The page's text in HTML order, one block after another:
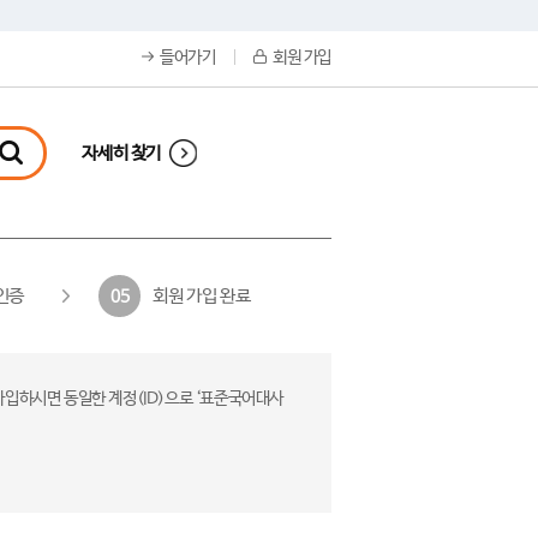
들어가기 회원 가입
자세히 찾기
증 05 회원 가입 완료
하시면 동일한 계정(ID)으로 ‘표준국어대사